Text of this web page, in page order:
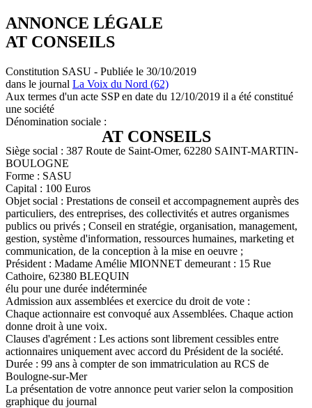
ANNONCE LÉGALE
AT CONSEILS
Constitution SASU - Publiée le 30/10/2019
dans le journal La Voix du Nord (62)
Aux termes d'un acte SSP en date du 12/10/2019 il a été constitué
une société
Dénomination sociale :
AT CONSEILS
Siège social : 387 Route de Saint-Omer, 62280 SAINT-MARTIN-
BOULOGNE
Forme : SASU
Capital : 100 Euros
Objet social : Prestations de conseil et accompagnement auprès des
particuliers, des entreprises, des collectivités et autres organismes
publics ou privés ; Conseil en stratégie, organisation, management,
gestion, système d'information, ressources humaines, marketing et
communication, de la conception à la mise en oeuvre ;
Président : Madame Amélie MIONNET demeurant : 15 Rue
Cathoire, 62380 BLEQUIN
élu pour une durée indéterminée
Admission aux assemblées et exercice du droit de vote :
Chaque actionnaire est convoqué aux Assemblées. Chaque action
donne droit à une voix.
Clauses d'agrément : Les actions sont librement cessibles entre
actionnaires uniquement avec accord du Président de la société.
Durée : 99 ans à compter de son immatriculation au RCS de
Boulogne-sur-Mer
La présentation de votre annonce peut varier selon la composition
graphique du journal